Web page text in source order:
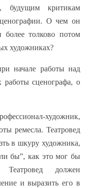
будущим критикам
О чем он
более толково потом
художниках?
начале работы над
работы сценографа, о
художник,
ремесла. Театровед
в шкуру художника,
бы”, как это мог бы
Театровед должен
и выразить его в